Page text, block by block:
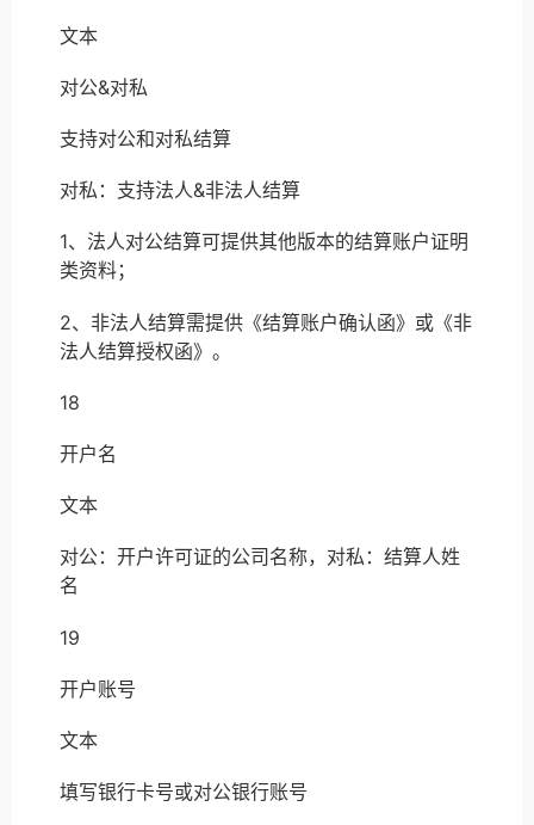
文本
对公&对私
支持对公和对私结算
对私：支持法人&非法人结算
1、法人对公结算可提供其他版本的结算账户证明
类资料；
2、非法人结算需提供《结算账户确认函》或《非
法人结算授权函》。
18
开户名
文本
对公：开户许可证的公司名称，对私：结算人姓
名
19
开户账号
文本
填写银行卡号或对公银行账号